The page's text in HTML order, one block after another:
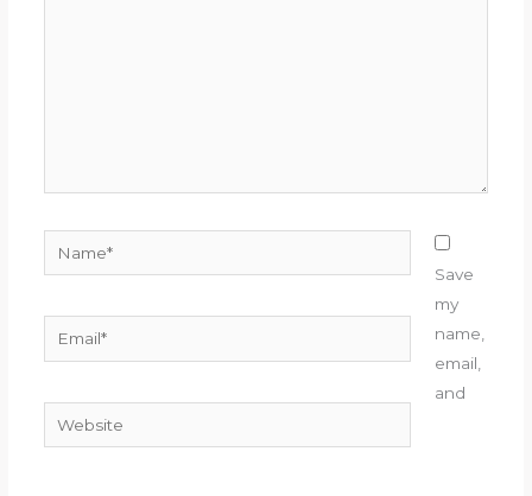
Website
Save
my
name,
email,
and